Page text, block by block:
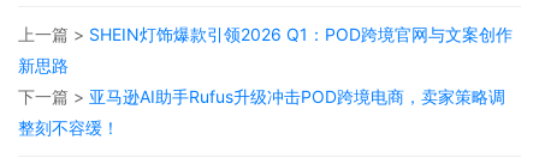
从跨境市场前景来看，虽然会面临像泰柬边境局势这样的突发情
况，但跨境电商的发展趋势依然向好。POD商业模式凭借其灵活性
和定制化优势，在跨境市场中具有很大的发展潜力。POD跨境社区
上一篇 > SHEIN灯饰爆款引领2026 Q1：POD跨境官网与文案创作
新思路
下一篇 > 亚马逊AI助手Rufus升级冲击POD跨境电商，卖家策略调
整刻不容缓！